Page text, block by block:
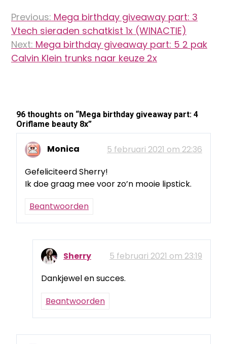
navigatie
Previous: Mega birthday giveaway part: 3
Vtech sieraden schatkist 1x (WINACTIE)
Next: Mega birthday giveaway part: 5 2 pak
Calvin Klein trunks naar keuze 2x
96 thoughts on “Mega birthday giveaway part: 4
Oriflame beauty 8x”
Monica
5 februari 2021 om 22:36
Gefeliciteerd Sherry!
Ik doe graag mee voor zo’n mooie lipstick.
Beantwoorden
Sherry
5 februari 2021 om 23:19
Dankjewel en succes.
Beantwoorden